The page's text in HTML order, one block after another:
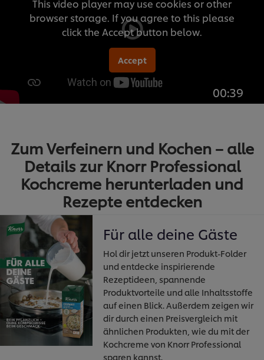
This video player may use cookies or other
browser storage. If you agree to this please
click the Accept button below.
Accept
00:39
Zum Verfeinern und Kochen – alle
Details zur Knorr Professional
Kochcreme herunterladen und
Rezepte entdecken
Für alle deine Gäste
Hol dir jetzt unseren Produkt-Folder
und entdecke inspirierende
Rezeptideen, spannende
Produktvorteile und alle Inhaltsstoffe
auf einen Blick. Außerdem zeigen wir
dir durch einen Preisvergleich mit
ähnlichen Produkten, wie du mit der
Kochcreme von Knorr Professional
sparen kannst.